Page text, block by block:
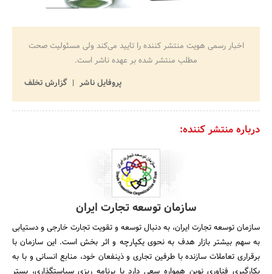
اخبار رسمی هویت منتشر کننده را تایید می‌کند ولی مسئولیت صحت
مطلب منتشر شده بر عهده ناشر است.
پروفایل ناشر
گزارش تخلف
درباره منتشر کننده:
سازمان توسعه تجارت ایران
سازمان توسعه تجارت ایران، به دنبال توسعه و تقویت تجارت خارجی و دستیابی
به سهم بیشتر بازار هدف به نحوی یکپارچه و اثر بخش است. این سازمان با
برقراری تعاملات سازنده با طرفین تجاری و ذینفعان خود، منابع انسانی و با به